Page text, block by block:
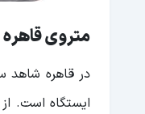
متروی قاهره
ایستگاه است.